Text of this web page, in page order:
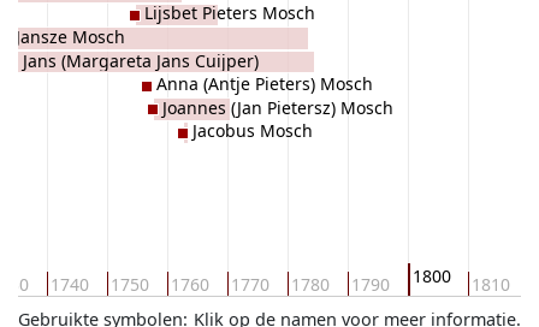
1740 1750 1760 1770 1780 1790 1800 1810
Jansze Mosch
Jans (Margareta Jans Cuijper)
Lijsbet Pieters Mosch
Anna (Antje Pieters) Mosch
Joannes (Jan Pietersz) Mosch
Jacobus Mosch
Klik op de namen voor meer informatie.
Gebruikte symbolen: